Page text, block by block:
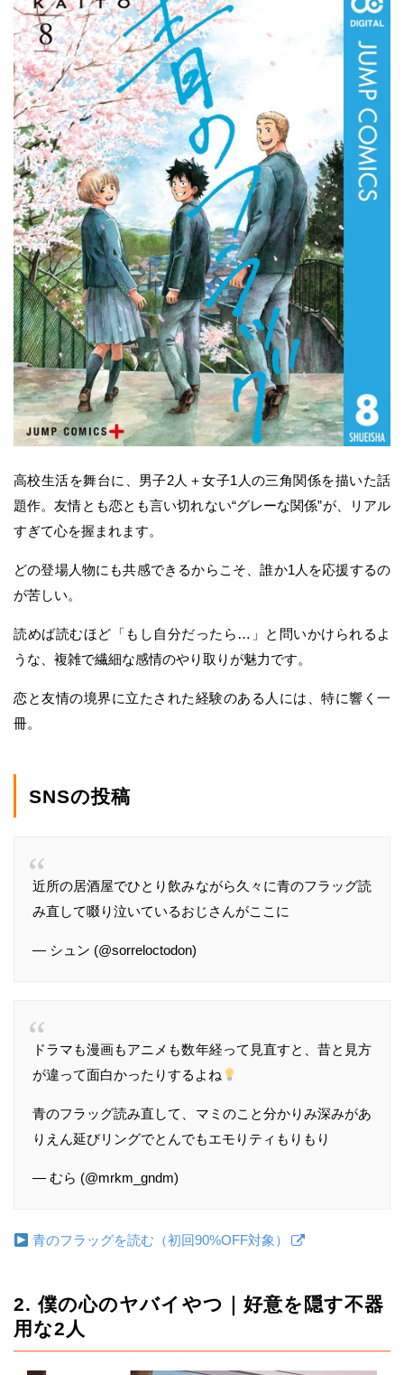
高校生活を舞台に、男子2人＋女子1人の三角関係を描いた話
題作。友情とも恋とも言い切れない“グレーな関係”が、リアル
すぎて心を握まれます。
どの登場人物にも共感できるからこそ、誰か1人を応援するの
が苦しい。
読めば読むほど「もし自分だったら…」と問いかけられるよ
うな、複雑で繊細な感情のやり取りが魅力です。
恋と友情の境界に立たされた経験のある人には、特に響く一
冊。
SNSの投稿
近所の居酒屋でひとり飲みながら久々に青のフラッグ読
み直して啜り泣いているおじさんがここに
— シュン (@sorreloctodon)
ドラマも漫画もアニメも数年経って見直すと、昔と見方
が違って面白かったりするよね
青のフラッグ読み直して、マミのこと分かりみ深みがあ
りえん延びリングでとんでもエモりティもりもり
— むら (@mrkm_gndm)
青のフラッグを読む（初回90%OFF対象）
2. 僕の心のヤバイやつ｜好意を隠す不器
用な2人